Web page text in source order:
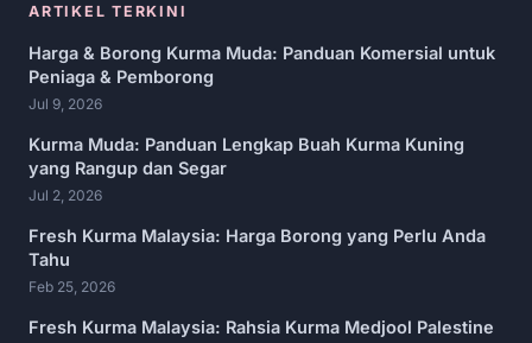
ARTIKEL TERKINI
Harga & Borong Kurma Muda: Panduan Komersial untuk
Peniaga & Pemborong
Jul 9, 2026
Kurma Muda: Panduan Lengkap Buah Kurma Kuning
yang Rangup dan Segar
Jul 2, 2026
Fresh Kurma Malaysia: Harga Borong yang Perlu Anda
Tahu
Feb 25, 2026
Fresh Kurma Malaysia: Rahsia Kurma Medjool Palestine